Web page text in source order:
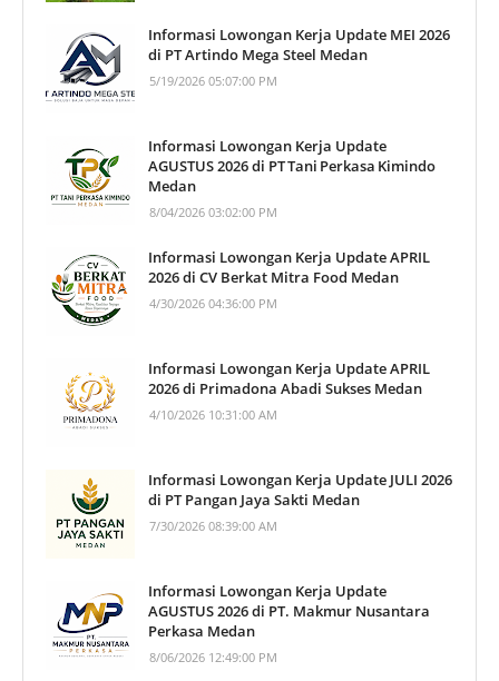
Informasi Lowongan Kerja Update MEI 2026
di PT Artindo Mega Steel Medan
5/19/2026 05:07:00 PM
Informasi Lowongan Kerja Update
AGUSTUS 2026 di PT Tani Perkasa Kimindo
Medan
8/04/2026 03:02:00 PM
Informasi Lowongan Kerja Update APRIL
2026 di CV Berkat Mitra Food Medan
4/30/2026 04:36:00 PM
Informasi Lowongan Kerja Update APRIL
2026 di Primadona Abadi Sukses Medan
4/10/2026 10:31:00 AM
Informasi Lowongan Kerja Update JULI 2026
di PT Pangan Jaya Sakti Medan
7/30/2026 08:39:00 AM
Informasi Lowongan Kerja Update
AGUSTUS 2026 di PT. Makmur Nusantara
Perkasa Medan
8/06/2026 12:49:00 PM